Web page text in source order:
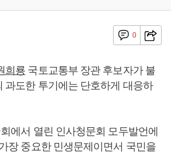
0
희룡 국토교통부 장관 후보자가 불
과도한 투기에는 단호하게 대응하
에서 열린 인사청문회 모두발언에
장 중요한 민생문제이면서 국민을